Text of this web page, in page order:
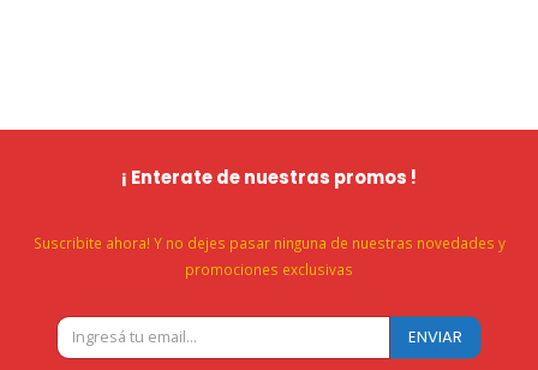
¡ Enterate de nuestras promos !
Suscribite ahora! Y no dejes pasar ninguna de nuestras novedades y
promociones exclusivas